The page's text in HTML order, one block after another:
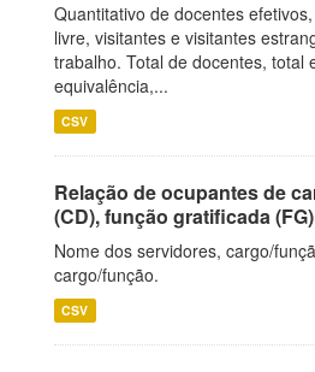
Quantitativo de docentes
livre, visitantes e visitantes
trabalho. Total de docentes, total
equivalência,...
CSV
Relação de ocupantes de
(CD), função gratificada
Nome dos servidores, cargo/
cargo/função.
CSV